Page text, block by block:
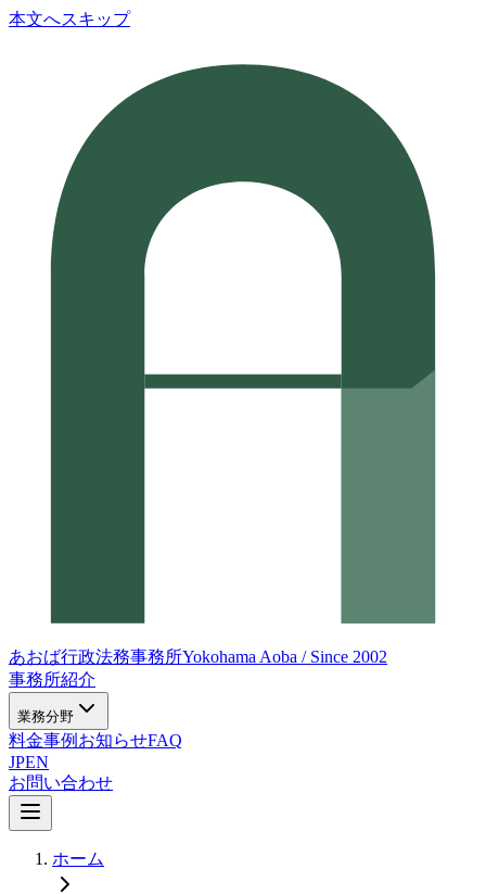
本文へスキップ
あおば行政法務事務所Yokohama Aoba / Since 2002
事務所紹介
業務分野
料金事例 お知らせFAQ
JPEN
お問い合わせ
ホーム